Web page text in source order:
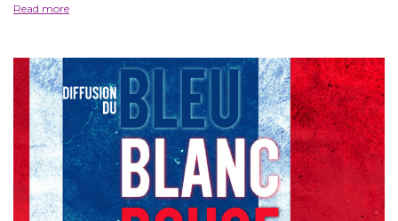
Read more